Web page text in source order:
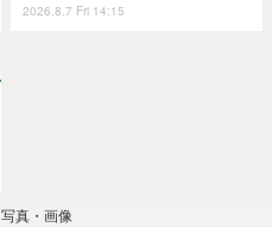
2026.8.7 Fri 14:15
写真・画像